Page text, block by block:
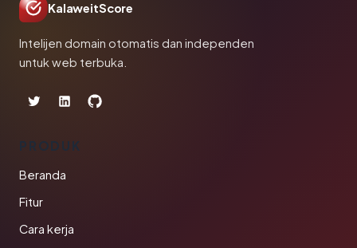
KalaweitScore
Intelijen domain otomatis dan independen
untuk web terbuka.
PRODUK
Beranda
Fitur
Cara kerja